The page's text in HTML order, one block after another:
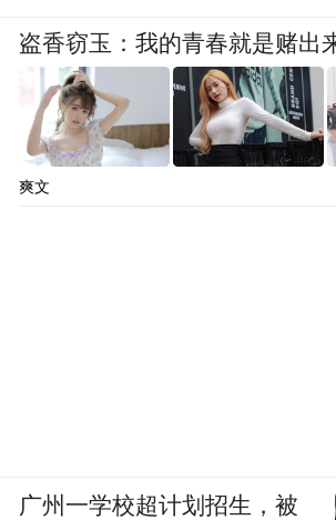
盗香窃玉：我的青春就是赌出
爽文
广州一学校超计划招生，被